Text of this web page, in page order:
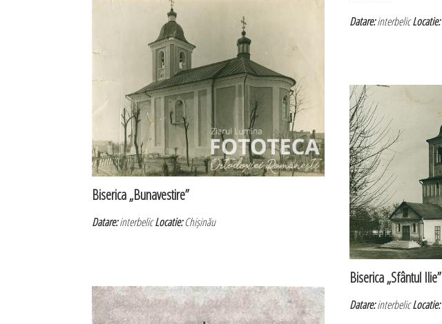
Datare:interbelicLocatie:
Biserica „Bunavestire”
Datare:interbelicLocatie:Chișinău
Biserica „Sfântul Ilie”
Datare:interbelicLocatie: